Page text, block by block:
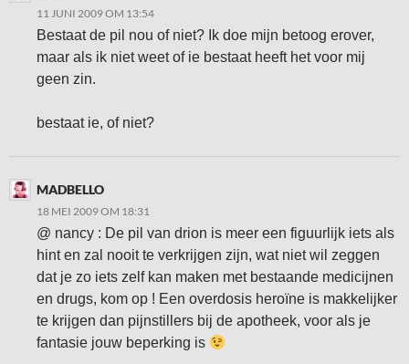
11 JUNI 2009 OM 13:54
Bestaat de pil nou of niet? Ik doe mijn betoog erover,
maar als ik niet weet of ie bestaat heeft het voor mij
geen zin.
bestaat ie, of niet?
MADBELLO
18 MEI 2009 OM 18:31
@ nancy : De pil van drion is meer een figuurlijk iets als
hint en zal nooit te verkrijgen zijn, wat niet wil zeggen
dat je zo iets zelf kan maken met bestaande medicijnen
en drugs, kom op ! Een overdosis heroïne is makkelijker
te krijgen dan pijnstillers bij de apotheek, voor als je
fantasie jouw beperking is